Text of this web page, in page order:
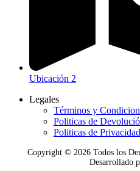
Ubicación 2
Legales
Términos y
Politicas de
Politicas de
Copyright © 2026Todos los
Desarrollado